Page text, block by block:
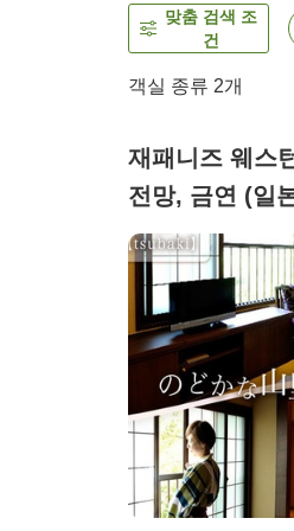
맞춤 검색 조
건
객실 종류 2개
재패니즈 웨스
전망, 금연 (일
침대))